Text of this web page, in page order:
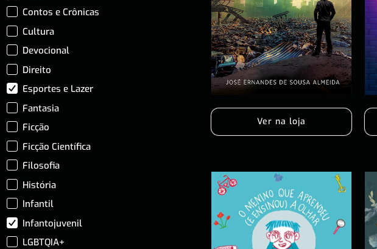
Contos e Crônicas
Cultura
Devocional
Direito
Esportes e Lazer
Fantasia
Ficção
Ficção Científica
Filosofia
História
Infantil
Infantojuvenil
LGBTQIA+
Ver na loja